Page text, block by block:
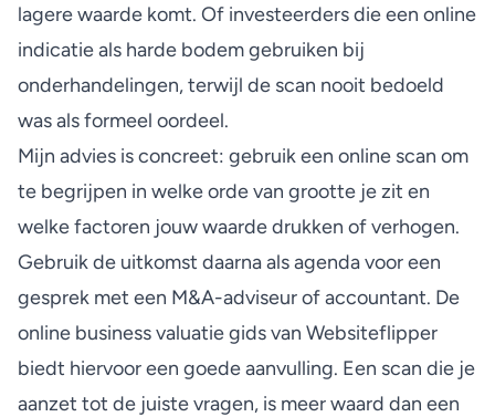
lagere waarde komt. Of investeerders die een online
indicatie als harde bodem gebruiken bij
onderhandelingen, terwijl de scan nooit bedoeld
was als formeel oordeel.
Mijn advies is concreet: gebruik een online scan om
te begrijpen in welke orde van grootte je zit en
welke factoren jouw waarde drukken of verhogen.
Gebruik de uitkomst daarna als agenda voor een
gesprek met een M&A-adviseur of accountant. De
online business valuatie gidsvan Websiteflipper
biedt hiervoor een goede aanvulling. Een scan die je
aanzet tot de juiste vragen, is meer waard dan een